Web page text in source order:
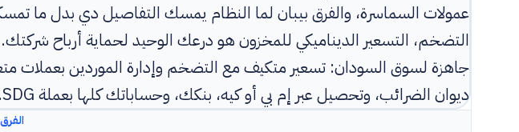
عمولات السماسرة، والفرق بيبان لما النظام يمسك التفاصيل دي بدل ما
التضخم، التسعير الديناميكي للمخزون هو درعك الوحيد لحماية أرباح
جاهزة لسوق السودان: تسعير متكيف مع التضخم وإدارة الموردين بعملات
ديوان الضرائب، وتحصيل عبر إم بي أو كيه، بنكك، وحساباتك كلها بعملة SDG.